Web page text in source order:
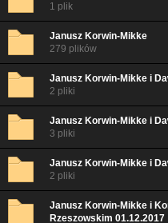
1 plik
Janusz Korwin-Mikke
279 plików
Janusz Korwin-Mikke i
2 pliki
Janusz Korwin-Mikke i
3 pliki
Janusz Korwin-Mikke i
2 pliki
Janusz Korwin-Mikke i
Rzeszowskim 01.12.2017